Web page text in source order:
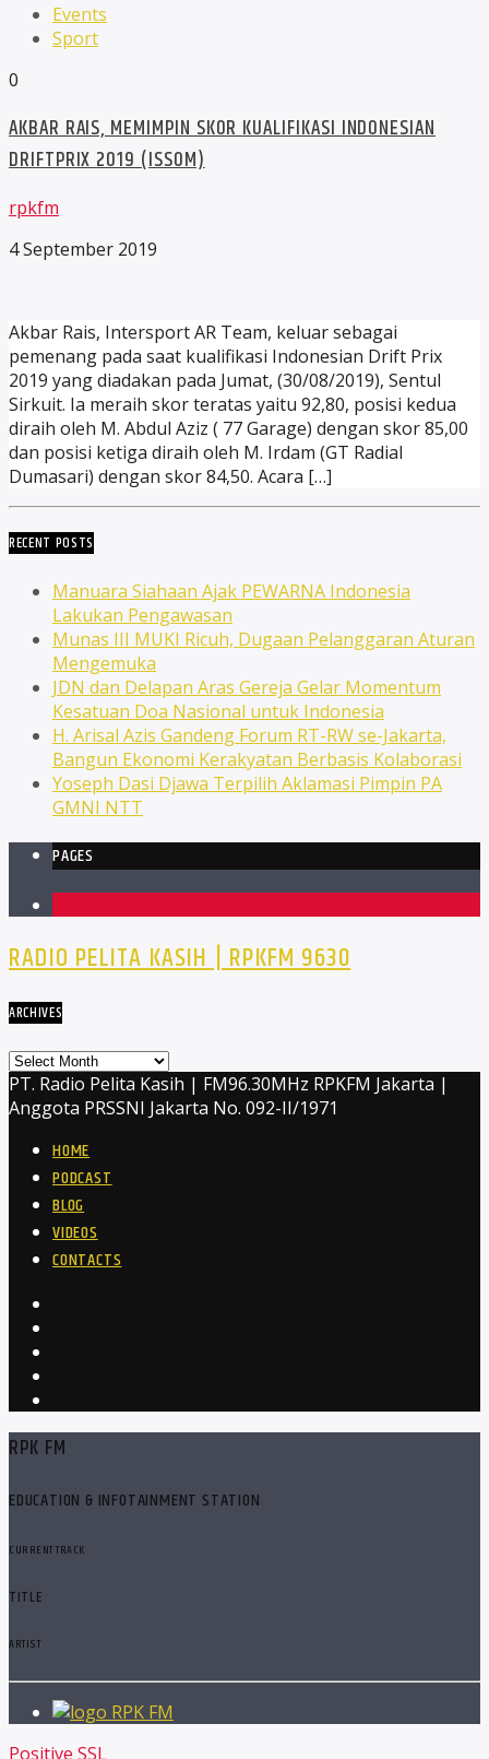
Events
Sport
0
AKBAR RAIS, MEMIMPIN SKOR KUALIFIKASI INDONESIAN
DRIFTPRIX 2019 (ISSOM)
rpkfm
4 September 2019
Akbar Rais, Intersport AR Team, keluar sebagai
pemenang pada saat kualifikasi Indonesian Drift Prix
2019 yang diadakan pada Jumat, (30/08/2019), Sentul
Sirkuit. Ia meraih skor teratas yaitu 92,80, posisi kedua
diraih oleh M. Abdul Aziz ( 77 Garage) dengan skor 85,00
dan posisi ketiga diraih oleh M. Irdam (GT Radial
Dumasari) dengan skor 84,50. Acara […]
RECENT POSTS
Manuara Siahaan Ajak PEWARNA Indonesia
Lakukan Pengawasan
Munas III MUKI Ricuh, Dugaan Pelanggaran Aturan
Mengemuka
JDN dan Delapan Aras Gereja Gelar Momentum
Kesatuan Doa Nasional untuk Indonesia
H. Arisal Azis Gandeng Forum RT-RW se-Jakarta,
Bangun Ekonomi Kerakyatan Berbasis Kolaborasi
Yoseph Dasi Djawa Terpilih Aklamasi Pimpin PA
GMNI NTT
PAGES
RADIO PELITA KASIH | RPKFM 9630
ARCHIVES
Archives
PT. Radio Pelita Kasih | FM96.30MHz RPKFM Jakarta |
Anggota PRSSNI Jakarta No. 092-II/1971
HOME
PODCAST
BLOG
VIDEOS
CONTACTS
RPK FM
EDUCATION & INFOTAINMENT STATION
CURRENT TRACK
TITLE
ARTIST
RPK FM
Positive SSL